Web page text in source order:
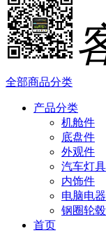
全部商品分类
产品分类
机舱件
底盘件
外观件
汽车灯具
内饰件
电脑电器
钢圈轮毂
首页